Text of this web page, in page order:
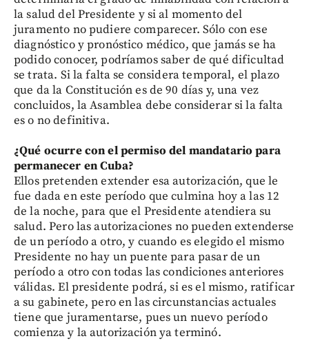
la salud del Presidente y si al momento del
juramento no pudiere comparecer. Sólo con ese
diagnóstico y pronóstico médico, que jamás se ha
podido conocer, podríamos saber de qué dificultad
se trata. Si la falta se considera temporal, el plazo
que da la Constitución es de 90 días y, una vez
concluidos, la Asamblea debe considerar si la falta
es o no definitiva.
¿Qué ocurre con el permiso del mandatario para
permanecer en Cuba?
Ellos pretenden extender esa autorización, que le
fue dada en este período que culmina hoy a las 12
de la noche, para que el Presidente atendiera su
salud. Pero las autorizaciones no pueden extenderse
de un período a otro, y cuando es elegido el mismo
Presidente no hay un puente para pasar de un
período a otro con todas las condiciones anteriores
válidas. El presidente podrá, si es el mismo, ratificar
a su gabinete, pero en las circunstancias actuales
tiene que juramentarse, pues un nuevo período
comienza y la autorización ya terminó.